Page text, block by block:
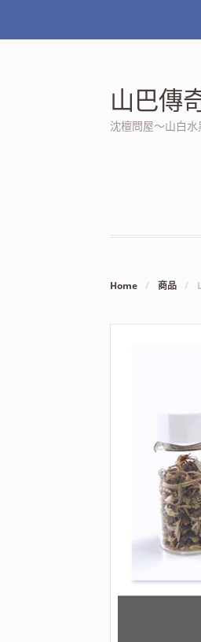
山巴傳
沈檀問屋～山白
Home / 商品 /